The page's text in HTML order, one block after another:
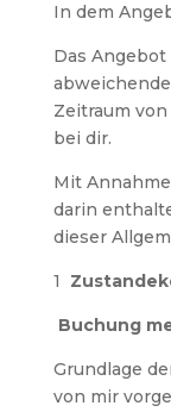
In dem
Das
Zeitraum
bei dir.
Mit
darin
dieser
1
Buchung
Grundlage
von mir